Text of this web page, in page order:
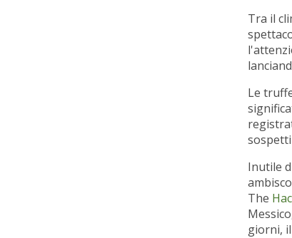
Tra il
Le
Inutile
The
giorni,